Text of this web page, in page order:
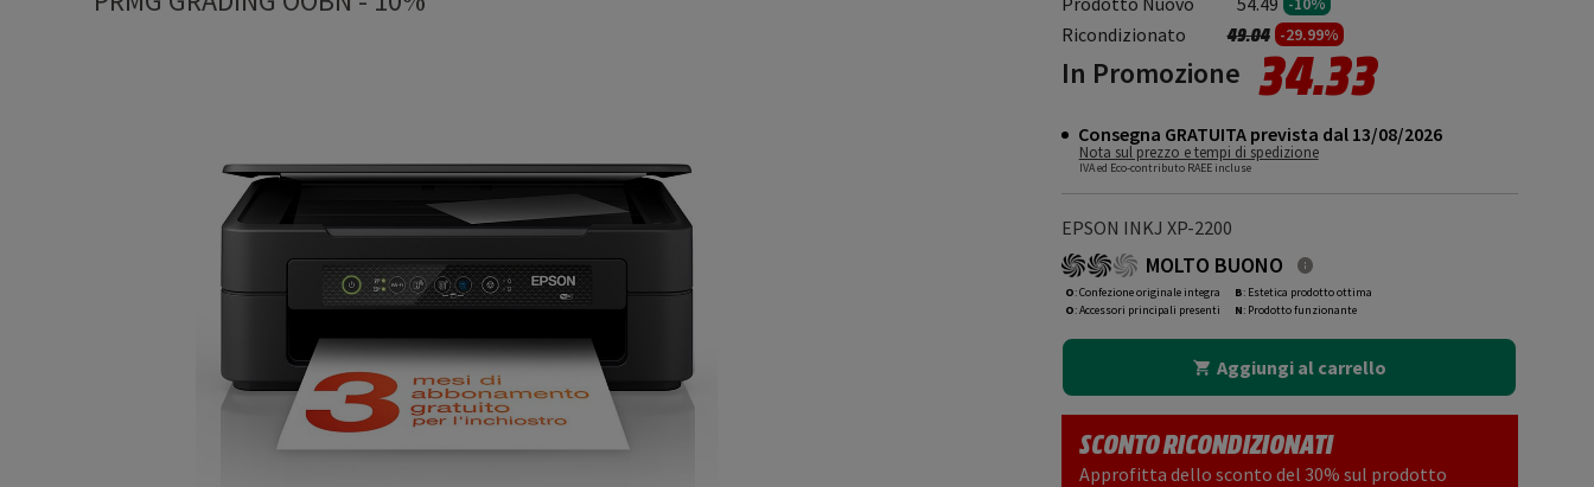
Ricondizionato Prezzo ridotto da
49.04a-29.99%
In Promozione 34.33
Consegna GRATUITA prevista dal 13/08/2026
Nota sul prezzo e tempi di spedizione
IVA ed Eco-contributo RAEE incluse
EPSON INKJ XP-2200
MOLTO BUONO
O: Confezione originale integra
O: Accessori principali presenti
B: Estetica prodotto ottima
N: Prodotto funzionante
Aggiungi al carrello
SCONTO RICONDIZIONATI
Approfitta dello sconto del 30% sul prodotto